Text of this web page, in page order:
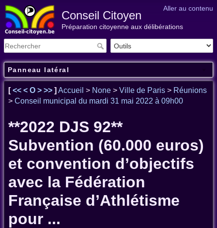
Aller au contenu
Conseil Citoyen
Préparation citoyenne aux délibérations
Panneau latéral
[<< < O > >> ] Accueil > None > Ville de Paris > Réunions
> Conseil municipal du mardi 31 mai 2022 à 09h00
**2022 DJS 92**
Subvention (60.000 euros)
et convention d’objectifs
avec la Fédération
Française d’Athlétisme
pour ...